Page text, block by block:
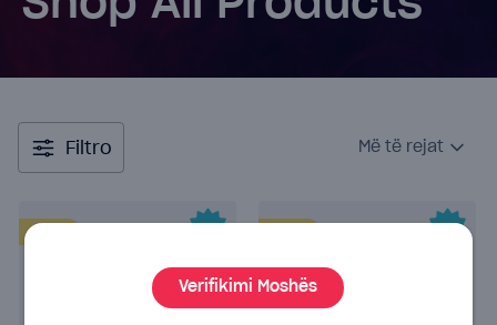
Verifikimi Moshës
Filtro Më të rejat
2%